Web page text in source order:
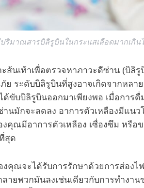
ริมาณสารบิลิรูบินในกระแสเลือดมากเกิน
ส้นเท้าเพื่อตรวจหาภาวะดีซ่าน (บิลิ
ย ระดับบิลิรูบินที่สูงอาจเกิดจากหล
ด้ขับบิลิรูบินออกมาเพียงพอ เมื่อการ
นมักจะลดลง อาการตัวเหลืองมีแนว
ณมีอาการตัวเหลือง เซื่องซึม หรือ
สุด
คุณจะได้รับการรักษาด้วยการส่องไ
ายพวกมันลงเช่นเดียวกับการทำงา